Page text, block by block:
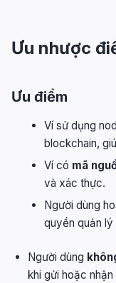
Ưu nhược
Ưu điểm
Ví sử dụng
blockchain,
Ví có mã
và xác thực.
Người dùng
quyền quản lý
Người dùng
khi gửi hoặc